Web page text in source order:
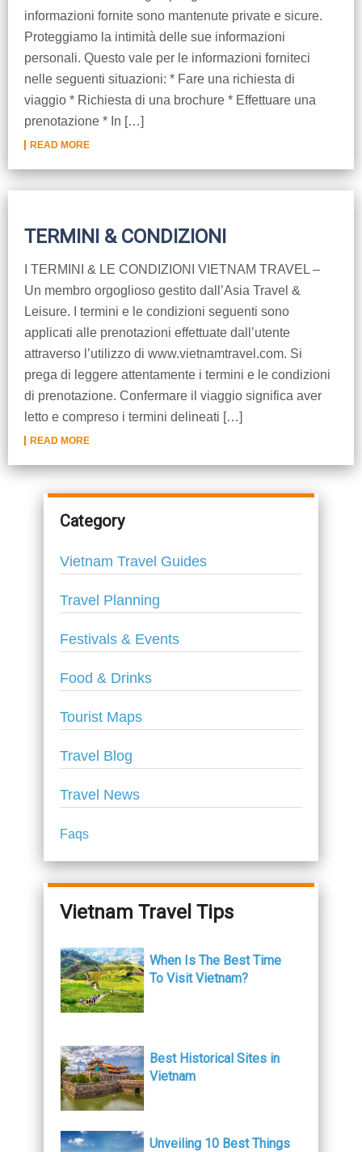
Ha Giang
Cao Bang
Hoa Binh
Lung Cu
Bac Ha
Lan Ha Bay
Buon Ma Thuot
Vinh
Da Lat
Phan Rang
Mui Ne
Sa Dec
Phu Quoc
Discovery
Food Tours
Student Adventure
informazioni fornite sono mantenute private e sicure.
Proteggiamo la intimità delle sue informazioni
personali. Questo vale per le informazioni forniteci
nelle seguenti situazioni: * Fare una richiesta di
viaggio * Richiesta di una brochure * Effettuare una
prenotazione * In […]
READ MORE
TERMINI & CONDIZIONI
I TERMINI & LE CONDIZIONI VIETNAM TRAVEL –
Un membro orgoglioso gestito dall’Asia Travel &
Leisure. I termini e le condizioni seguenti sono
applicati alle prenotazioni effettuate dall’utente
attraverso l’utilizzo di www.vietnamtravel.com. Si
prega di leggere attentamente i termini e le condizioni
di prenotazione. Confermare il viaggio significa aver
letto e compreso i termini delineati […]
READ MORE
Category
Vietnam Travel Guides
Travel Planning
Festivals & Events
Food & Drinks
Tourist Maps
Travel Blog
Travel News
Faqs
Vietnam Travel Tips
When Is The Best Time
To Visit Vietnam?
Best Historical Sites in
Vietnam
Unveiling 10 Best Things